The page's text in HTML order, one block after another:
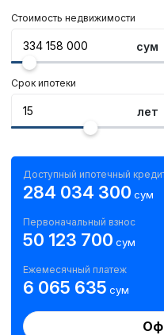
Стоимость недвижимости
сум
Срок ипотеки
лет
Доступный ипотечный
284 034 300 сум
Первоначальный взнос
50 123 700 сум
Ежемесячный платеж
6 065 635 сум